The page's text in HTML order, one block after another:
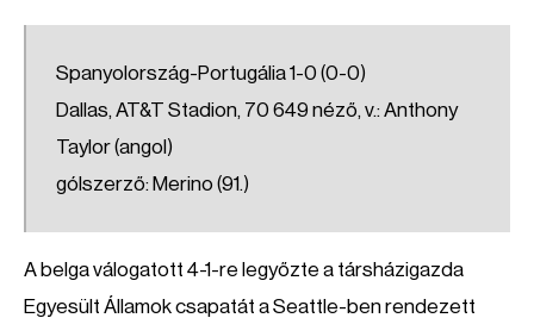
Spanyolország-Portugália 1-0 (0-0)
Dallas, AT&T Stadion, 70 649 néző, v.: Anthony
Taylor (angol)
gólszerző: Merino (91.)
A belga válogatott 4-1-re legyőzte a társházigazda
Egyesült Államok csapatát a Seattle-ben rendezett